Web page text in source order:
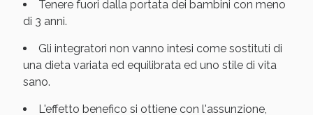
Tenere fuori dalla portata dei bambini con meno
di 3 anni.
Gli integratori non vanno intesi come sostituti di
una dieta variata ed equilibrata ed uno stile di vita
sano.
L'effetto benefico si ottiene con l'assunzione,
Scopri le offerte di Oggi